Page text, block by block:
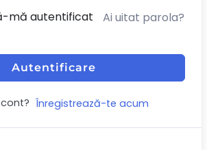
mă autentificat Ai uitat parola?
Autentificare
Înregistrează-te acum